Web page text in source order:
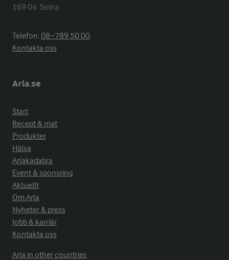
169 04  Solna
Telefon:08−789 50 00
Kontakta oss
Arla.se
Start
Recept & mat
Produkter
Hälsa
Arlakadabra
Event & sponsring
Aktuellt
Om Arla
Nyheter & press
Jobb & karriär
Kontakta oss
Arla in other countries